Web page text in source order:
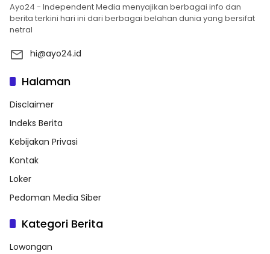
Ayo24 - Independent Media menyajikan berbagai info dan
berita terkini hari ini dari berbagai belahan dunia yang bersifat
netral
hi@ayo24.id
Halaman
Disclaimer
Indeks Berita
Kebijakan Privasi
Kontak
Loker
Pedoman Media Siber
Kategori Berita
Lowongan